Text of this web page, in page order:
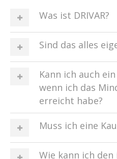
Was ist DRIVAR?
Sind das alles
Kann ich auch
wenn ich das
erreicht habe?
Muss ich eine
Wie kann ich